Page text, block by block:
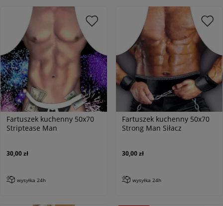
Fartuszek kuchenny 50x70
Striptease Man
30,00 zł
wysyłka 24h
Fartuszek kuchenny 50x70
Strong Man Siłacz
30,00 zł
wysyłka 24h